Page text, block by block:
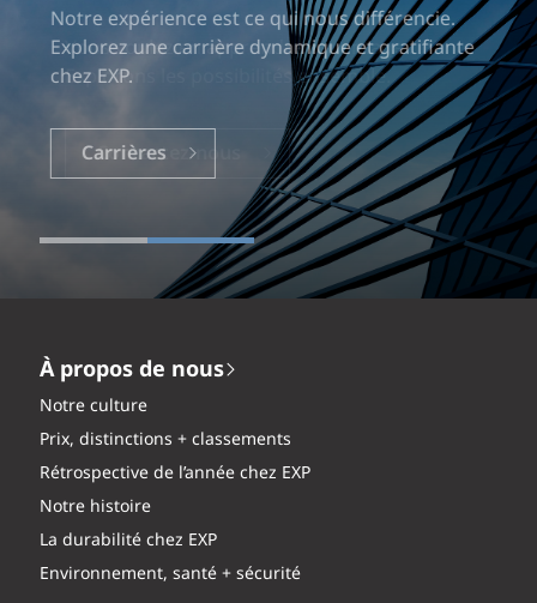
Notre expérience est ce qui nous différencie.
Explorez une carrière dynamique et gratifiante
chez EXP.
Carrières
À propos de nous
Notre culture
Prix, distinctions + classements
Rétrospective de l’année chez EXP
Notre histoire
La durabilité chez EXP
Environnement, santé + sécurité